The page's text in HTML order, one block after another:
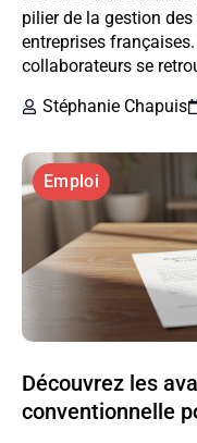
pilier de la gestion
entreprises
collaborateurs se
Stéphanie Chapuis
Emploi
Découvrez les
conventionnelle